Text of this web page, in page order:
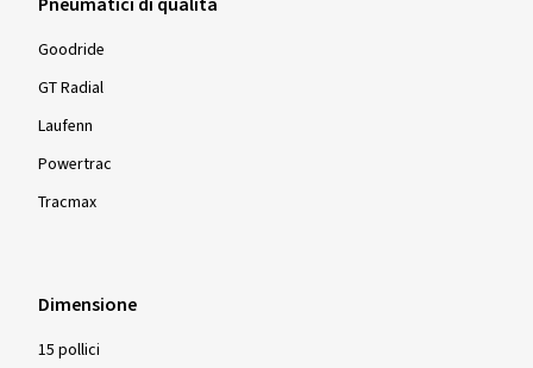
Goodride
GT Radial
Laufenn
Powertrac
Tracmax
Dimensione
15 pollici